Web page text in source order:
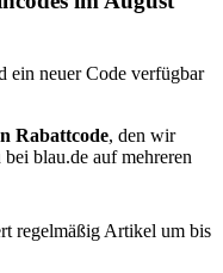
neuer Code verfügbar
Rabattcode, den wir
blau.de auf mehreren
regelmäßig Artikel um bis